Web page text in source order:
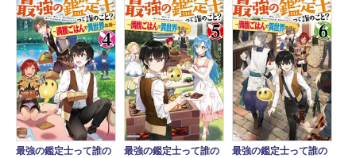
最強の鑑定士って誰の
最強の鑑定士って誰の
最強の鑑定士って誰の